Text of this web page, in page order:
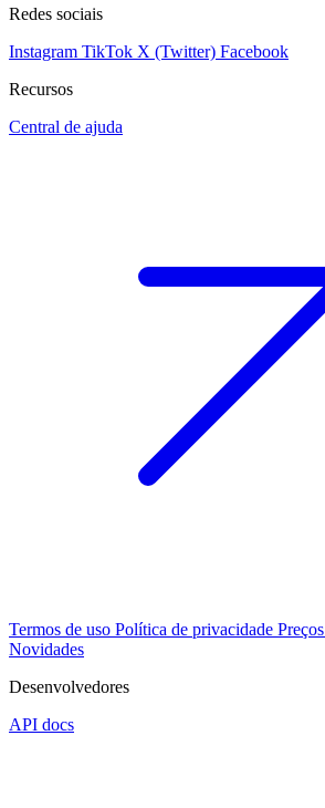
Redes sociais
Instagram TikTok X (Twitter) Facebook
Recursos
Central de ajuda
Termos de uso Política de privacidade Preços
Novidades
Desenvolvedores
API docs